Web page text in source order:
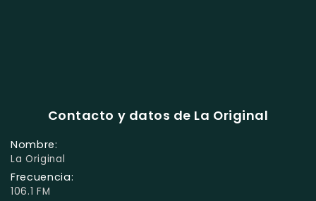
Contacto y datos de La Original
Nombre:
La Original
Frecuencia:
106.1 FM